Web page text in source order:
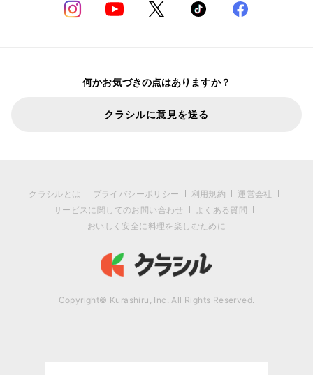
何かお気づきの点はありますか？
クラシルに意見を送る
クラシルとは プライバシーポリシー 利用規約
運営会社
サービスに関してのお問い合わせ
よくある質問
おいしく安全に料理を楽しむために
Copyright© Kurashiru, Inc. All Rights Reserved.